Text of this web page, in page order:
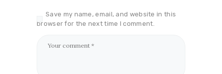
Save my name, email, and website in this
browser for the next time I comment.